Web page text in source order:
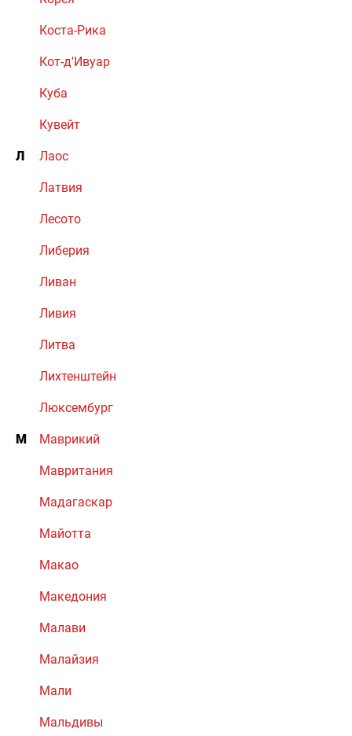
Коста-Рика
Кот-д'Ивуар
Куба
Кувейт
Л Лаос
Латвия
Лесото
Либерия
Ливан
Ливия
Литва
Лихтенштейн
Люксембург
М Маврикий
Мавритания
Мадагаскар
Майотта
Макао
Македония
Малави
Малайзия
Мали
Мальдивы